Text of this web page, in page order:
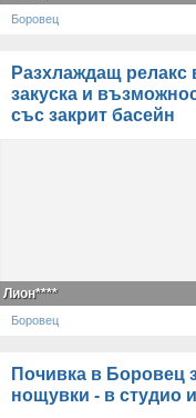
Боровец
Разхлаждащ
закуска и
със закрит басейн
Лион****
Боровец
Почивка в Боровец
нощувки - в студио